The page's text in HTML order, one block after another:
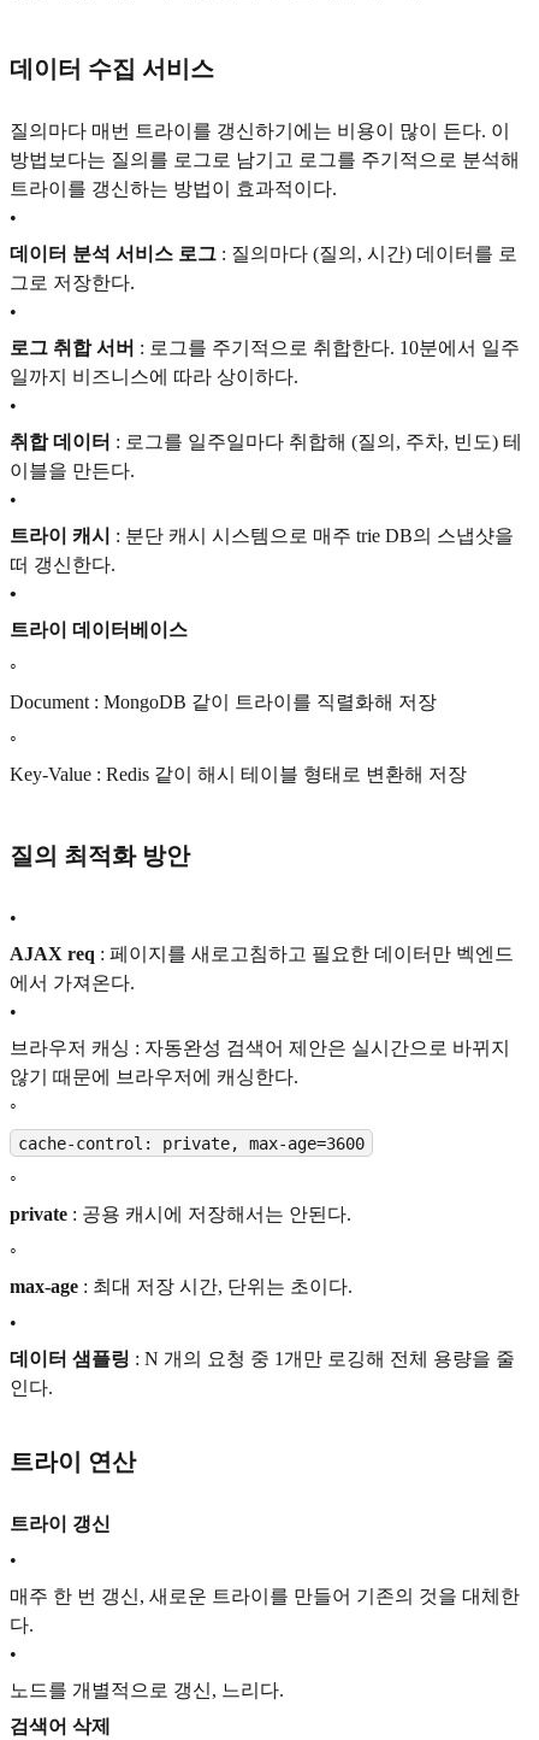
데이터 수집 서비스
질의마다 매번 트라이를 갱신하기에는 비용이 많이 든다. 이
방법보다는 질의를 로그로 남기고 로그를 주기적으로 분석해
트라이를 갱신하는 방법이 효과적이다.
•
데이터 분석 서비스 로그 : 질의마다 (질의, 시간) 데이터를 로
그로 저장한다.
•
로그 취합 서버 : 로그를 주기적으로 취합한다. 10분에서 일주
일까지 비즈니스에 따라 상이하다.
•
취합 데이터 : 로그를 일주일마다 취합해 (질의, 주차, 빈도) 테
이블을 만든다.
•
트라이 캐시
: 분단 캐시 시스템으로 매주 trie DB의 스냅샷을
떠 갱신한다.
•
트라이 데이터베이스
◦
Document : MongoDB 같이 트라이를 직렬화해 저장
◦
Key-Value : Redis 같이 해시 테이블 형태로 변환해 저장
질의 최적화 방안
•
AJAX req : 페이지를 새로고침하고 필요한 데이터만 벡엔드
에서 가져온다.
•
브라우저 캐싱 : 자동완성 검색어 제안은 실시간으로 바뀌지
않기 때문에 브라우저에 캐싱한다.
◦
cache-control: private, max-age=3600
◦
private : 공용 캐시에 저장해서는 안된다.
◦
max-age : 최대 저장 시간, 단위는 초이다.
•
데이터 샘플링 : N 개의 요청 중 1개만 로깅해 전체 용량을 줄
인다.
트라이 연산
트라이 갱신
•
매주 한 번 갱신, 새로운 트라이를 만들어 기존의 것을 대체한
다.
•
노드를 개별적으로 갱신, 느리다.
검색어 삭제